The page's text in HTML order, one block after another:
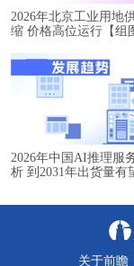
2026年北京工业用地
缩 价格高位运行【组
2026年中国AI推理服
析 到2031年出货量有
关于前瞻